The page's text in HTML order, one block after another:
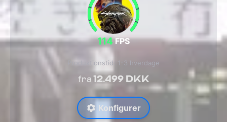
114 FPS
fra 12.499 DKK
Produktionstid: 1-3 hverdage
Konfigurer